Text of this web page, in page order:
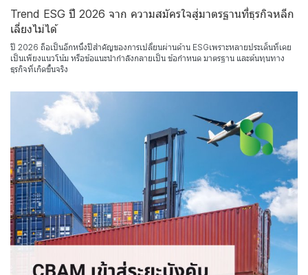
Trend ESG ปี 2026 จาก ความสมัครใจสู่มาตรฐานที่ธุรกิจหลีก
เลี่ยงไม่ได้
ปี 2026 ถือเป็นอีกหนึ่งปีสำคัญของการเปลี่ยนผ่านด้าน ESGเพราะหลายประเด็นที่เคย
เป็นเพียงแนวโน้ม หรือข้อแนะนำกำลังกลายเป็น ข้อกำหนด มาตรฐาน และต้นทุนทาง
ธุรกิจที่เกิดขึ้นจริง